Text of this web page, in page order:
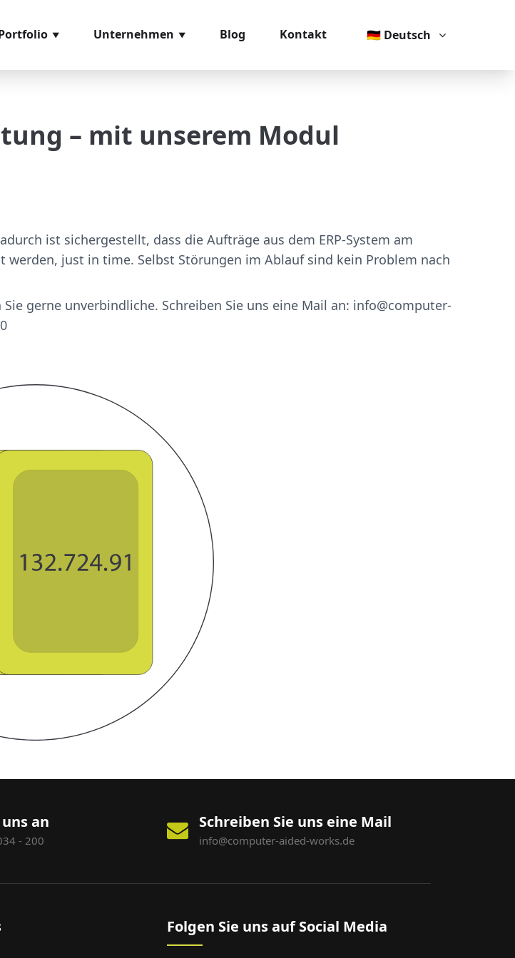
Videomaterial
Unternehmen
Glossar
Blog Kontakt 🇩🇪 Deutsch
– mit unserem Modul
ist sichergestellt, dass die Aufträge aus dem ERP-System am
just in time. Selbst Störungen im Ablauf sind kein Problem nach
gerne unverbindliche. Schreiben Sie uns eine Mail an: info@computer-
an
- 200
Schreiben Sie uns eine Mail
info@computer-aided-works.de
Folgen Sie uns auf Social Media